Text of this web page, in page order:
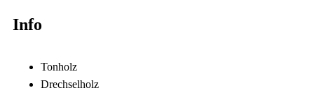
Info
Tonholz
Drechselholz